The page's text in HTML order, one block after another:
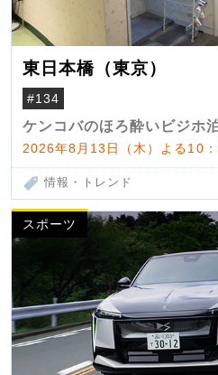
東日本橋（東京）
#134
ケンコバのほろ酔いビジホ
2026年8月13日（木）よる10
情報・トレンド
スポーツ